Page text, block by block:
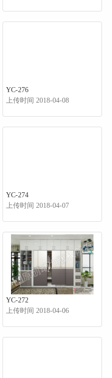
YC-276
上传时间 2018-04-08
YC-274
上传时间 2018-04-07
YC-272
上传时间 2018-04-06